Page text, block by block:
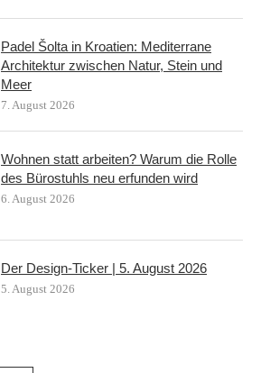
Padel Šolta in Kroatien: Mediterrane
Architektur zwischen Natur, Stein und
Meer
7. August 2026
Wohnen statt arbeiten? Warum die Rolle
des Bürostuhls neu erfunden wird
6. August 2026
Der Design-Ticker | 5. August 2026
5. August 2026